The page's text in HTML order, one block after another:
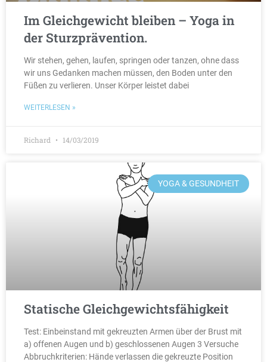
Im Gleichgewicht bleiben – Yoga in
der Sturzprävention.
Wir stehen, gehen, laufen, springen oder tanzen, ohne dass
wir uns Gedanken machen müssen, den Boden unter den
Füßen zu verlieren. Unser Körper leistet dabei
WEITERLESEN »
Richard 14/03/2019
YOGA & GESUNDHEIT
Statische Gleichgewichtsfähigkeit
Test: Einbeinstand mit gekreuzten Armen über der Brust mit
a) offenen Augen und b) geschlossenen Augen 3 Versuche
Abbruchkriterien: Hände verlassen die gekreuzte Position